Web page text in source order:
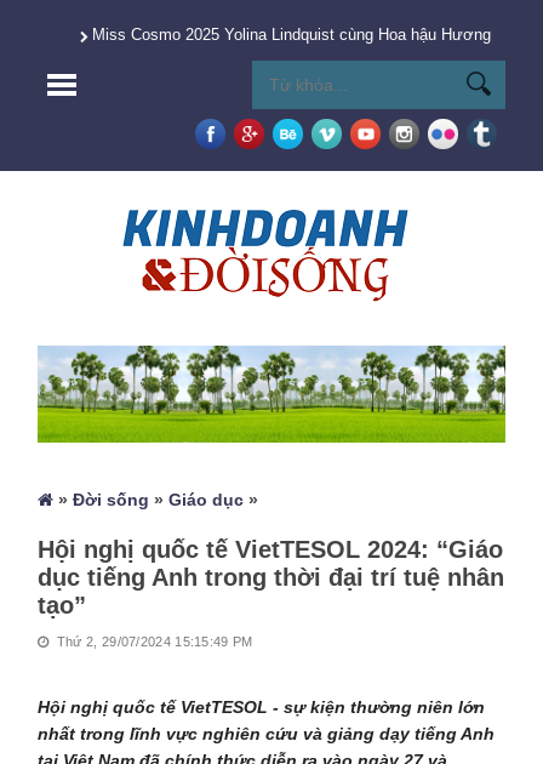
Miss Cosmo 2025 Yolina Lindquist cùng Hoa hậu Hương
»Đời sống »Giáo dục »
Hội nghị quốc tế VietTESOL 2024: “Giáo
dục tiếng Anh trong thời đại trí tuệ nhân
tạo”
Thứ 2, 29/07/2024 15:15:49 PM
Hội nghị quốc tế VietTESOL - sự kiện thường niên lớn
nhất trong lĩnh vực nghiên cứu và giảng dạy tiếng Anh
tại Việt Nam đã chính thức diễn ra vào ngày 27 và